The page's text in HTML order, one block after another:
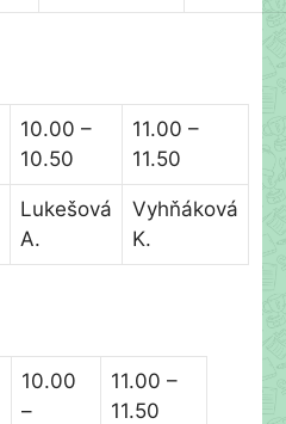
10.00 –
10.50
11.00 –
11.50
Lukešová
A.
Vyhňáková
K.
10.00
–
11.00 –
11.50